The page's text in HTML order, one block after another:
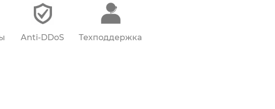
Anti-DDoS Техподдержка